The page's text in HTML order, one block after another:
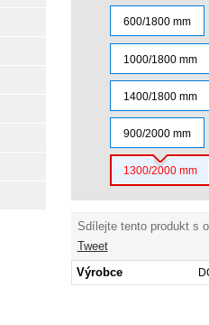
600/1800 mm
1000/1800 mm
1400/1800 mm
900/2000 mm
1300/2000 mm
Sdílejte tento produkt s
Tweet
Výrobce